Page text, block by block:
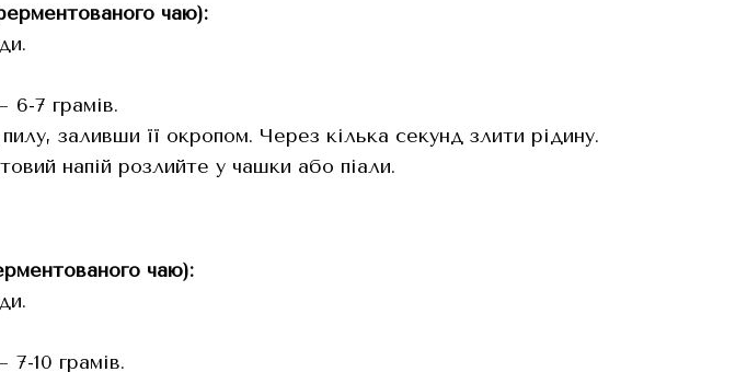
чаю):
6-7 грамів.
заливши її окропом. Через кілька секунд злити рідину.
напій розлийте у чашки або піали.
чаю):
7-10 грамів.